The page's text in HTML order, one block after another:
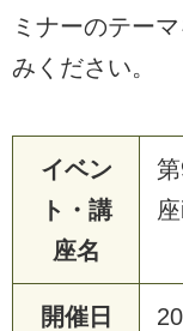
ミナーのテー
みください。
イベン
ト・講
座名
開催日